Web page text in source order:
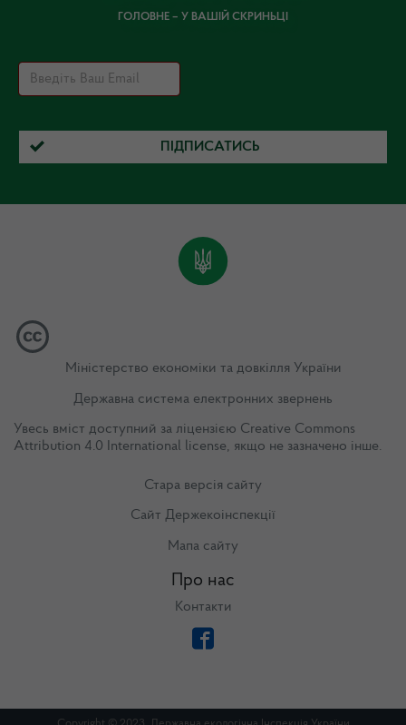
ГОЛОВНЕ – У ВАШІЙ СКРИНЬЦІ
ПІДПИСАТИСЬ
Міністерство економіки та довкілля України
Державна система електронних звернень
Увесь вміст доступний за ліцензією Creative Commons
Attribution 4.0 International license, якщо не зазначено інше.
Стара версія сайту
Сайт Держекоінспекції
Мапа сайту
Про нас
Контакти